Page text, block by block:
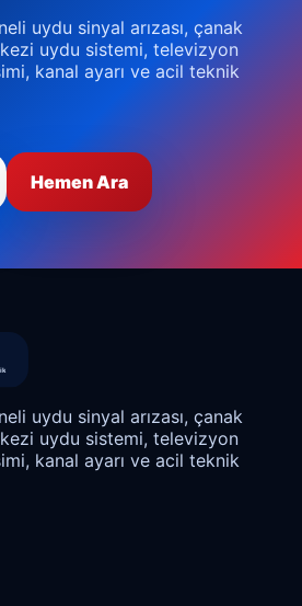
uydu sinyal arızası, çanak
uydu sistemi, televizyon
kanal ayarı ve acil teknik
Hemen Ara
uydu sinyal arızası, çanak
uydu sistemi, televizyon
kanal ayarı ve acil teknik